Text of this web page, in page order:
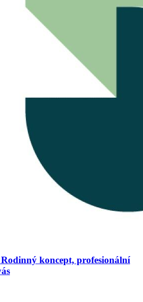
koncept, profesionální